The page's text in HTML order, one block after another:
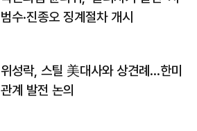
범수·진종오 징계절차 개시
위성락, 스틸 美대사와 상견례…한미
관계 발전 논의